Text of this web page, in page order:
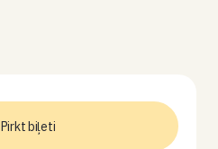
Pirkt biļeti